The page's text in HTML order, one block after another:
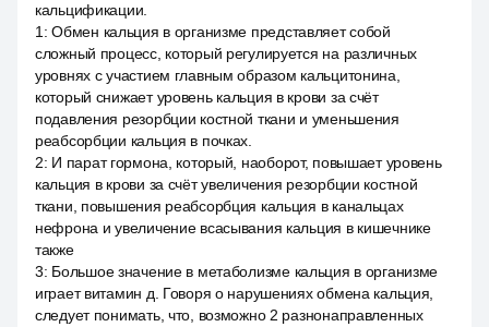
кальцификации.
1 :Обмен кальция в организме представляет собой
сложный процесс, который регулируется на различных
уровнях с участием главным образом кальцитонина,
который снижает уровень кальция в крови за счёт
подавления резорбции костной ткани и уменьшения
реабсорбции кальция в почках.
2: И парат гормона, который, наоборот, повышает уровень
кальция в крови за счёт увеличения резорбции костной
ткани, повышения реабсорбция кальция в канальцах
нефрона и увеличение всасывания кальция в кишечнике
также
3: Большое значение в метаболизме кальция в организме
играет витамин д. Говоря о нарушениях обмена кальция,
следует понимать, что, возможно 2 разнонаправленных